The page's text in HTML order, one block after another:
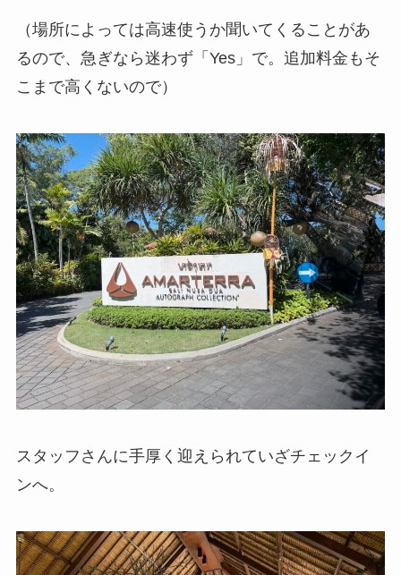
（場所によっては高速使うか聞いてくることがあ
るので、急ぎなら迷わず「Yes」で。追加料金もそ
こまで高くないので）
スタッフさんに手厚く迎えられていざチェックイ
ンへ。